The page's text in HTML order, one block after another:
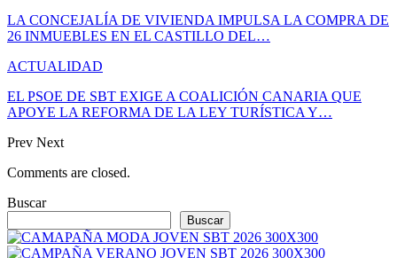
LA CONCEJALÍA DE VIVIENDA IMPULSA LA COMPRA DE
26 INMUEBLES EN EL CASTILLO DEL…
ACTUALIDAD
EL PSOE DE SBT EXIGE A COALICIÓN CANARIA QUE
APOYE LA REFORMA DE LA LEY TURÍSTICA Y…
Prev Next
Comments are closed.
Buscar
Buscar